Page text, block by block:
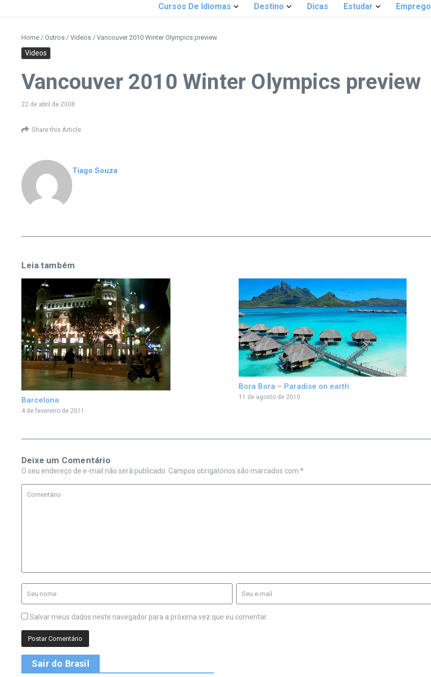
Cursos De Idiomas Destino Dicas Estudar Emprego
Home / Outros / Videos / Vancouver 2010 Winter Olympics preview
Videos
Vancouver 2010 Winter Olympics preview
22 de abril de 2008
Share this Article
Tiago Souza
Leia também
Barcelona
4 de fevereiro de 2011
Bora Bora – Paradise on earth
11 de agosto de 2010
Deixe um Comentário
O seu endereço de e-mail não será publicado. Campos obrigatórios são marcados com *
Salvar meus dados neste navegador para a próxima vez que eu comentar.
Sair do Brasil